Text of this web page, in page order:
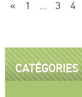
« 1 ... 3 4
CATÉGORIES